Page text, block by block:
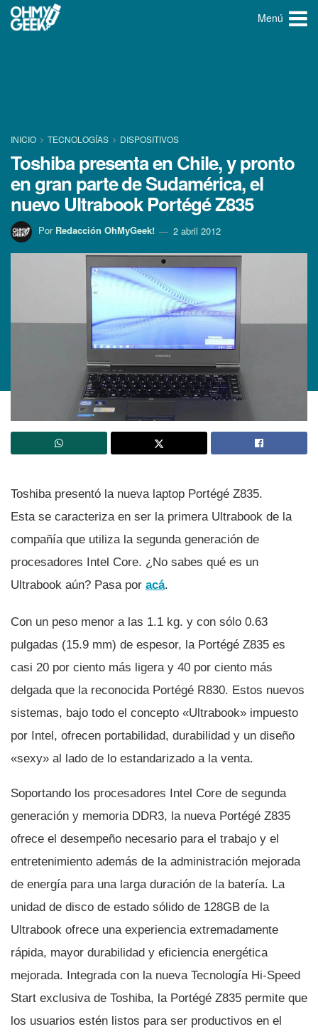
Menú
INICIO TECNOLOGÍ­AS DISPOSITIVOS
Toshiba presenta en Chile, y pronto
en gran parte de Sudamérica, el
nuevo Ultrabook Portégé Z835
Por Redacción OhMyGeek! 2 abril 2012
Toshiba presentó la nueva laptop Portégé Z835.
Esta se caracteriza en ser la primera Ultrabook de la
compañí­a que utiliza la segunda generación de
procesadores Intel Core. ¿No sabes qué es un
Ultrabook aún? Pasa por acá.
Con un peso menor a las 1.1 kg. y con sólo 0.63
pulgadas (15.9 mm) de espesor, la Portégé Z835 es
casi 20 por ciento más ligera y 40 por ciento más
delgada que la reconocida Portégé R830. Estos nuevos
sistemas, bajo todo el concepto «Ultrabook» impuesto
por Intel, ofrecen portabilidad, durabilidad y un diseño
«sexy» al lado de lo estandarizado a la venta.
Soportando los procesadores Intel Core de segunda
generación y memoria DDR3, la nueva Portégé Z835
ofrece el desempeño necesario para el trabajo y el
entretenimiento además de la administración mejorada
de energí­a para una larga duración de la baterí­a. La
unidad de disco de estado sólido de 128GB de la
Ultrabook ofrece una experiencia extremadamente
rápida, mayor durabilidad y eficiencia energética
mejorada. Integrada con la nueva Tecnologí­a Hi-Speed
Start exclusiva de Toshiba, la Portégé Z835 permite que
los usuarios estén listos para ser productivos en el